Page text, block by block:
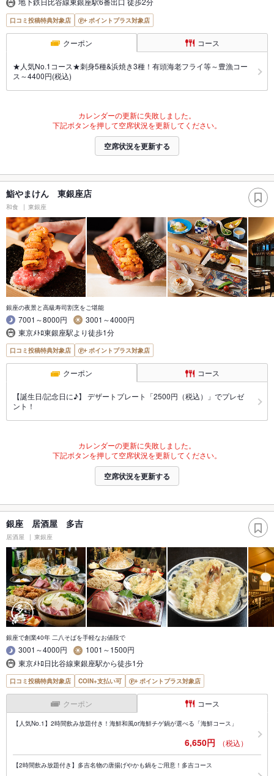
口コミ投稿特典対象店 ポイントプラス対象店
クーポン コース
★人気No.1コース★刺身5種&浜焼き3種！有頭海老フライ等～豊漁コー
ス～4400円(税込)
カレンダーの更新に失敗しました。
下記ボタンを押して空席状況を更新してください。
空席状況を更新する
鮨やまけん 東銀座店
和食 東銀座
銀座の夜景と高級寿司割烹をご堪能
7001～8000円
3001～4000円
東京ﾒﾄﾛ東銀座駅より徒歩1分
口コミ投稿特典対象店 ポイントプラス対象店
クーポン コース
【誕生日/記念日に♪】 デザートプレート「2500円（税込）」でプレゼ
ント！
カレンダーの更新に失敗しました。
下記ボタンを押して空席状況を更新してください。
空席状況を更新する
銀座 居酒屋 多吉
居酒屋 東銀座
銀座で創業40年 二八そばを手軽なお値段で
3001～4000円
1001～1500円
東京ﾒﾄﾛ日比谷線東銀座駅から徒歩1分
口コミ投稿特典対象店 COIN+支払い可 ポイントプラス対象店
クーポン コース
【人気No.1】2時間飲み放題付き！海鮮和風or海鮮チゲ鍋が選べる「海鮮コース」
6,650円 （税込）
【2時間飲み放題付き】多吉名物の唐揚げやかも鍋をご用意！多吉コース